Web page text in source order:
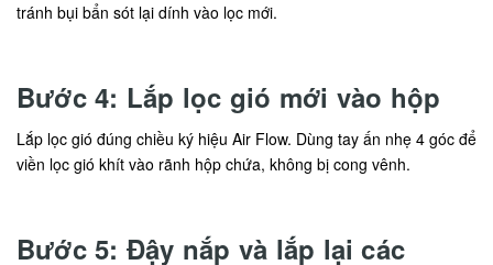
tránh bụi bẩn sót lại dính vào lọc mới.
Bước 4: Lắp lọc gió mới vào hộp
Lắp lọc gió đúng chiều ký hiệu Air Flow. Dùng tay ấn nhẹ 4 góc để
viền lọc gió khít vào rãnh hộp chứa, không bị cong vênh.
Bước 5: Đậy nắp và lắp lại các